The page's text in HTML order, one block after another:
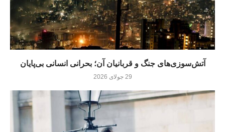
آتش‌سوزی‌های جنگ و قربانیان آن؛ بحرانی انسانی بی‌پایان
29 جولای 2026